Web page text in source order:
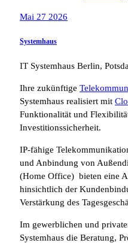
Mai 27 2026
Systemhaus
IT Systemhaus Berlin,
Ihre zukünftige
Systemhaus realisiert mit
Funktionalität und
Investitionssicherheit.
IP-fähige
und Anbindung von
(Home Office) bieten eine
hinsichtlich der
Verstärkung des
Im gewerblichen und
Systemhaus die Beratung,